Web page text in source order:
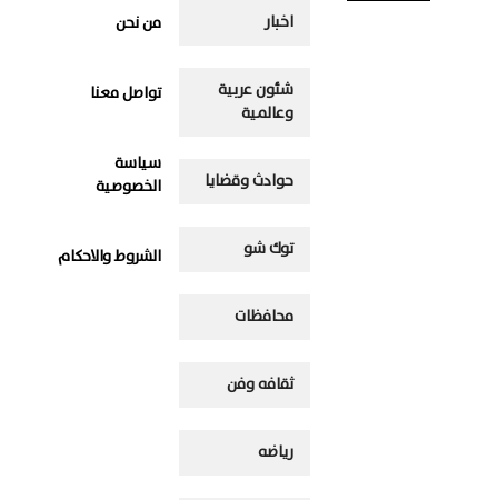
اخبار
شئون عربية
وعالمية
حوادث وقضايا
توك شو
محافظات
ثقافه وفن
رياضه
من نحن
تواصل معنا
سياسة
الخصوصية
الشروط والاحكام